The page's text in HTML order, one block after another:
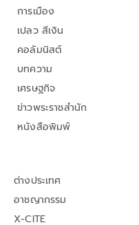
การเมือง
เปลว สีเงิน
คอลัมนิสต์
บทความ
เศรษฐกิจ
ข่าวพระราชสำนัก
หนังสือพิมพ์
ต่างประเทศ
อาชญากรรม
X-CITE